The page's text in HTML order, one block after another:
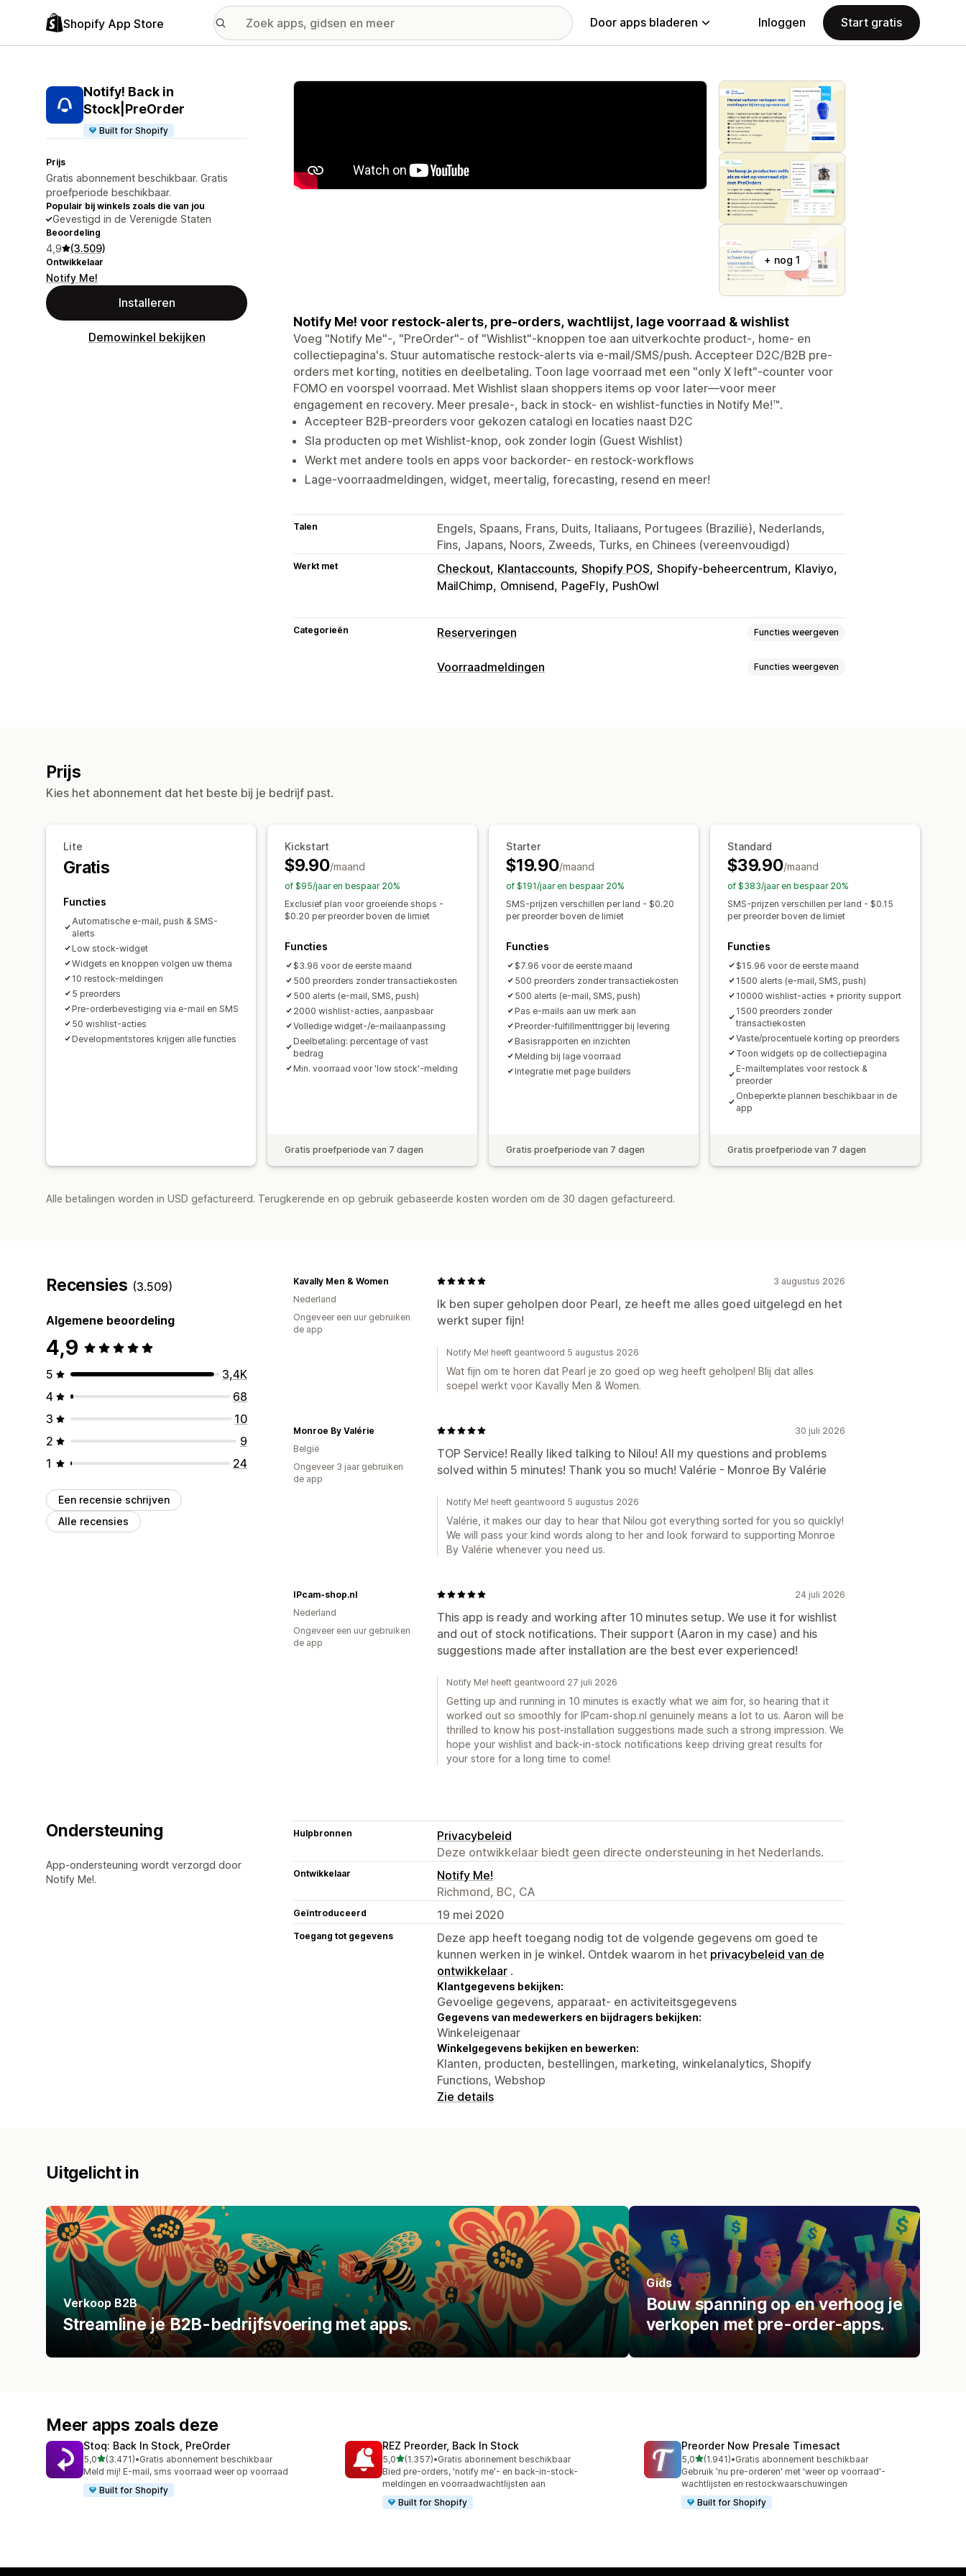
Shopify App Store Door apps bladeren Inloggen Start gratis
Notify! Back in
Stock|PreOrder
Built for Shopify
Prijs
Gratis abonnement beschikbaar. Gratis
proefperiode beschikbaar.
Populair bij winkels zoals die van jou
Gevestigd in de Verenigde Staten
Beoordeling
4,9 (3.509)
Ontwikkelaar
Notify Me!
Installeren
Demowinkel bekijken
Galerij met uitgelichte afbeeldingen
+ nog 1
Notify Me! voor restock-alerts, pre-orders, wachtlijst, lage voorraad & wishlist
Voeg "Notify Me"-, "PreOrder"- of "Wishlist"-knoppen toe aan uitverkochte product-, home- en
collectiepagina's. Stuur automatische restock-alerts via e-mail/SMS/push. Accepteer D2C/B2B pre-
orders met korting, notities en deelbetaling. Toon lage voorraad met een "only X left"-counter voor
FOMO en voorspel voorraad. Met Wishlist slaan shoppers items op voor later—voor meer
engagement en recovery. Meer presale-, back in stock- en wishlist-functies in Notify Me!™.
Accepteer B2B-preorders voor gekozen catalogi en locaties naast D2C
Sla producten op met Wishlist-knop, ook zonder login (Guest Wishlist)
Werkt met andere tools en apps voor backorder- en restock-workflows
Lage-voorraadmeldingen, widget, meertalig, forecasting, resend en meer!
Talen
Engels, Spaans, Frans, Duits, Italiaans, Portugees (Brazilië), Nederlands,
Fins, Japans, Noors, Zweeds, Turks, en Chinees (vereenvoudigd)
Werkt met Checkout Klantaccounts Shopify POS Shopify-beheercentrum Klaviyo
MailChimp Omnisend PageFly PushOwl
Categorieën Reserveringen Functies weergeven
Bestellingstype
Voorraadmeldingen Functies weergeven
Meldingsinstellingen
Meldingsknop
Voorraadteller
Analytics en rapportage
Voorraadrapporten
Verkoopvoorspelling Voorraadtracking
Prijs
Kies het abonnement dat het beste bij je bedrijf past.
Lite
Gratis
Functies
Automatische e-mail, push & SMS-
alerts
Low stock-widget
Widgets en knoppen volgen uw thema
10 restock-meldingen
5 preorders
Pre-orderbevestiging via e-mail en SMS
50 wishlist-acties
Developmentstores krijgen alle functies
Kickstart
$9.90/maand
of $95/jaar en bespaar 20%
Exclusief plan voor groeiende shops -
$0.20 per preorder boven de limiet
Functies
$3.96 voor de eerste maand
500 preorders zonder transactiekosten
500 alerts (e-mail, SMS, push)
2000 wishlist-acties, aanpasbaar
Volledige widget-/e-mailaanpassing
Deelbetaling: percentage of vast
bedrag
Min. voorraad voor 'low stock'-melding
Gratis proefperiode van 7 dagen
Starter
$19.90/maand
of $191/jaar en bespaar 20%
SMS-prijzen verschillen per land - $0.20
per preorder boven de limiet
Functies
$7.96 voor de eerste maand
500 preorders zonder transactiekosten
500 alerts (e-mail, SMS, push)
Pas e-mails aan uw merk aan
Preorder-fulfillmenttrigger bij levering
Basisrapporten en inzichten
Melding bij lage voorraad
Integratie met page builders
Gratis proefperiode van 7 dagen
Standard
$39.90/maand
of $383/jaar en bespaar 20%
SMS-prijzen verschillen per land - $0.15
per preorder boven de limiet
Functies
$15.96 voor de eerste maand
1500 alerts (e-mail, SMS, push)
10000 wishlist-acties + priority support
1500 preorders zonder
transactiekosten
Vaste/procentuele korting op preorders
Toon widgets op de collectiepagina
E-mailtemplates voor restock &
preorder
Onbeperkte plannen beschikbaar in de
app
Gratis proefperiode van 7 dagen
Alle betalingen worden in USD gefactureerd. Terugkerende en op gebruik gebaseerde kosten worden om de 30 dagen gefactureerd.
Recensies (3.509)
Algemene beoordeling
4,9
5
3,4K
4
68
3
10
2
9
1
24
Een recensie schrijven
Alle recensies
3 augustus 2026
Ik ben super geholpen door Pearl, ze heeft me alles goed uitgelegd en het
werkt super fijn!
Kavally Men & Women
Nederland
Ongeveer een uur gebruiken
de app
Notify Me! heeft geantwoord 5 augustus 2026
Wat fijn om te horen dat Pearl je zo goed op weg heeft geholpen! Blij dat alles
soepel werkt voor Kavally Men & Women.
30 juli 2026
TOP Service! Really liked talking to Nilou! All my questions and problems
solved within 5 minutes! Thank you so much! Valérie - Monroe By Valérie
Monroe By Valérie
België
Ongeveer 3 jaar gebruiken
de app
Notify Me! heeft geantwoord 5 augustus 2026
Valérie, it makes our day to hear that Nilou got everything sorted for you so quickly!
We will pass your kind words along to her and look forward to supporting Monroe
By Valérie whenever you need us.
24 juli 2026
This app is ready and working after 10 minutes setup. We use it for wishlist
and out of stock notifications. Their support (Aaron in my case) and his
suggestions made after installation are the best ever experienced!
IPcam-shop.nl
Nederland
Ongeveer een uur gebruiken
de app
Notify Me! heeft geantwoord 27 juli 2026
Getting up and running in 10 minutes is exactly what we aim for, so hearing that it
worked out so smoothly for IPcam-shop.nl genuinely means a lot to us. Aaron will be
thrilled to know his post-installation suggestions made such a strong impression. We
hope your wishlist and back-in-stock notifications keep driving great results for
your store for a long time to come!
Ondersteuning
App-ondersteuning wordt verzorgd door
Notify Me!.
Hulpbronnen
Privacybeleid
Deze ontwikkelaar biedt geen directe ondersteuning in het Nederlands.
Ontwikkelaar
Notify Me!
Richmond, BC, CA
Geïntroduceerd 19 mei 2020
Toegang tot gegevens
Deze app heeft toegang nodig tot de volgende gegevens om goed te
kunnen werken in je winkel. Ontdek waarom in het privacybeleid van de
ontwikkelaar .
Klantgegevens bekijken:
Gevoelige gegevens, apparaat- en activiteitsgegevens
Gegevens van medewerkers en bijdragers bekijken:
Winkeleigenaar
Winkelgegevens bekijken en bewerken:
Klanten, producten, bestellingen, marketing, winkelanalytics, Shopify
Functions, Webshop
Zie details
Uitgelicht in
Verkoop B2B
Streamline je B2B-bedrijfsvoering met apps.
Gids
Bouw spanning op en verhoog je
verkopen met pre-order-apps.
Meer apps zoals deze
Stoq: Back In Stock, PreOrder
5,0van 5 sterren
(3.471)
3471 recensies in totaal
•Gratis abonnement beschikbaar
Meld mij! E-mail, sms voorraad weer op voorraad
Built for Shopify
REZ Preorder, Back In Stock
5,0van 5 sterren
(1.357)
1357 recensies in totaal
•Gratis abonnement beschikbaar
Bied pre-orders, 'notify me'- en back-in-stock-
meldingen en voorraadwachtlijsten aan
Built for Shopify
Preorder Now Presale Timesact
5,0van 5 sterren
(1.941)
1941 recensies in totaal
•Gratis abonnement beschikbaar
Gebruik 'nu pre-orderen' met 'weer op voorraad'-
wachtlijsten en restockwaarschuwingen
Built for Shopify